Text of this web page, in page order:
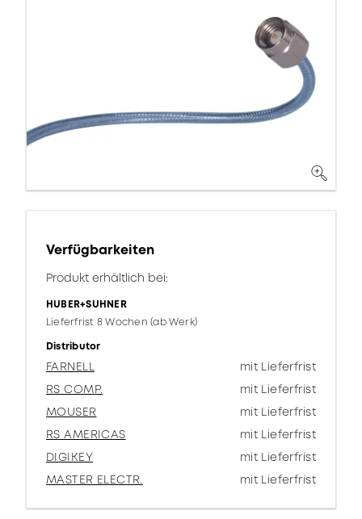
Verfügbarkeiten
Produkt erhältlich bei:
HUBER+SUHNER
Lieferfrist 8 Wochen (ab Werk)
Distributor
FARNELL
mit Lieferfrist
RS COMP.
mit Lieferfrist
MOUSER
mit Lieferfrist
RS AMERICAS
mit Lieferfrist
DIGIKEY
mit Lieferfrist
MASTER ELECTR.
mit Lieferfrist